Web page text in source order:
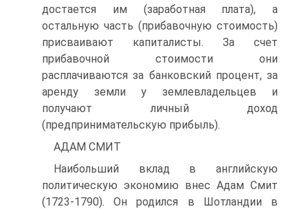
достается им (заработная плата), а
остальную часть (прибавочную стоимость)
присваивают капиталисты. За счет
прибавочной стоимости они
расплачиваются за банковский процент, за
аренду земли у землевладельцев и
получают личный доход
(предпринимательскую прибыль).
АДАМ СМИТ
Наибольший вклад в английскую
политическую экономию внес Адам Смит
(1723-1790). Он родился в Шотландии в